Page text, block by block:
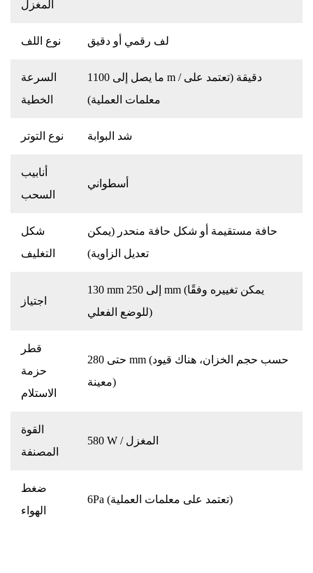
المغزل
نوع اللف لف رقمي أو دقيق
السرعة
الخطية
ما يصل إلى 1100 m / دقيقة (تعتمد على
معلمات العملية)
نوع التوتر شد البوابة
أنابيب
السحب
أسطواني
شكل
التغليف
حافة مستقيمة أو شكل حافة منحدر (يمكن
تعديل الزاوية)
اجتياز
130 mm إلى 250 mm (يمكن تغييره وفقًا
للوضع الفعلي)
قطر
حزمة
الاستلام
حتى 280 mm (حسب حجم الخزان، هناك قيود
معينة)
القوة
المصنفة
580 W / المغزل
ضغط
الهواء
6Pa (تعتمد على معلمات العملية)